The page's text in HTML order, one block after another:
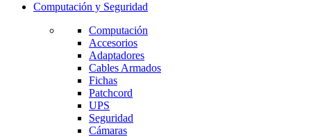
Computación y Seguridad
Computación
Accesorios
Adaptadores
Cables Armados
Fichas
Patchcord
UPS
Seguridad
Cámaras